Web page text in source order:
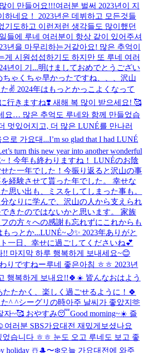
이 만들어요!!!여러분 벌써 2023년이 지
하네요！ 2023년은 데뷔하고 모든것들
기도하고 이런저런 생각들도 많이했던
들에 루네 여러분이 항상 같이 있어주셔
년을 마무리하는거같아요! 많은 추억이
게 시원섭섭하기도 하지만 또 루네 여러
년이 기...明けましておめでとうござい
ちゃくちゃ早かったですね、、、沢山
✌️ 2024年はもっとかっこよくなって
行きますね❣️ 새해 복 많이 받으세요! 🥰
요… 많은 추억도 루네와 함께 만들었습
멋있어지고, 더 많은 LUNÉ를 만나러
로 가요대...I’m so glad that I had LUNÉ
turn this new year into another wonderful
！今年も終わりますね！ LUNÉのお陰
た一年でした！今振り返ると沢山の事
経験させて貰った年でした。 幸せな
思い出も、ミスをしてしまった事も。
なりに学んで、沢山の人から支えられ
きたのではないかと思います。 家族
の方々への感謝も忘れずにこれからも
もっとか...LUNÉ~🌙✨️ 2023年ありがと
一日、幸せに過ごしてくださいね💕︎
!! 마지막 하루 행복하게 보내세요~😊
りですねー루네 좋은아침 ㅎㅎ 2023년
행복하게 보내요!!🍀☀️ 皆んなおはよう
たかく、楽しく過ごせるように！🍀
^ ^シーグリの時아주 날씨가 좋았지🫶
자~🥰 おやすみ😴Good morning~☀️ 즐
여러분 SBS가요대전 재밌게보셨나요
었습니다 ㅎㅎ 눈도 오고 루네도 보고 좋
holiday ☃️🎩〜❄️오늘 가요대전에 와주